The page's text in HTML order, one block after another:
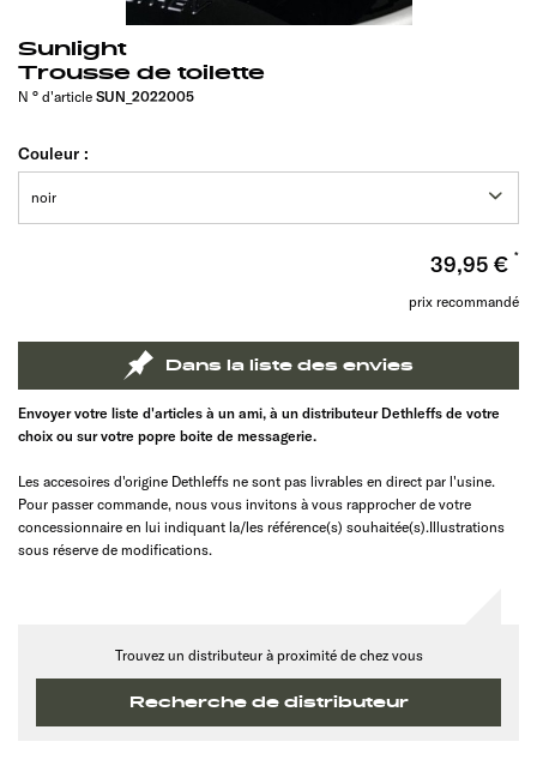
Sunlight
Trousse de toilette
N ° d'article SUN_2022005
Couleur :
39,95 €
prix recommandé
Dans la liste des envies
Envoyer votre liste d'articles à un ami, à un distributeur Dethleffs de votre
choix ou sur votre popre boite de messagerie.
Les accesoires d'origine Dethleffs ne sont pas livrables en direct par l'usine.
Pour passer commande, nous vous invitons à vous rapprocher de votre
concessionnaire en lui indiquant la/les référence(s) souhaitée(s).Illustrations
sous réserve de modifications.
Trouvez un distributeur à proximité de chez vous
Recherche de distributeur